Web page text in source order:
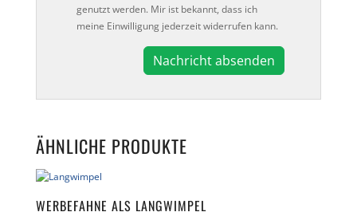
genutzt werden. Mir ist bekannt, dass ich
meine Einwilligung jederzeit widerrufen kann.
l
r
a
t
ÄHNLICHE PRODUKTE
WERBEFAHNE ALS LANGWIMPEL